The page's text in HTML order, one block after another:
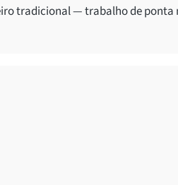
tradicional — trabalho de